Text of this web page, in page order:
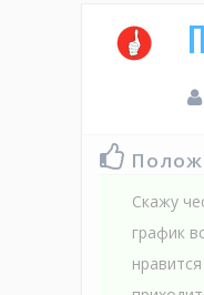
Скажу
график